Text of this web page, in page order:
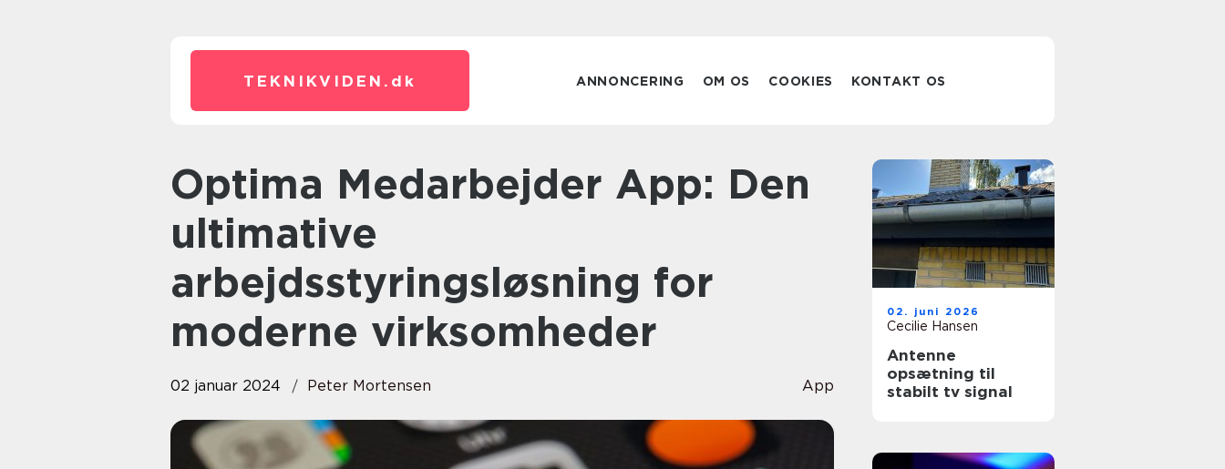
TEKNIKVIDEN. dk ANNONCERING OM OS COOKIES KONTAKT OS
Optima Medarbejder App: Den
ultimative
arbejdsstyringsløsning for
moderne virksomheder
02 januar 2024 Peter Mortensen App
02. juni 2026
Cecilie Hansen
Antenne
opsætning til
stabilt tv signal